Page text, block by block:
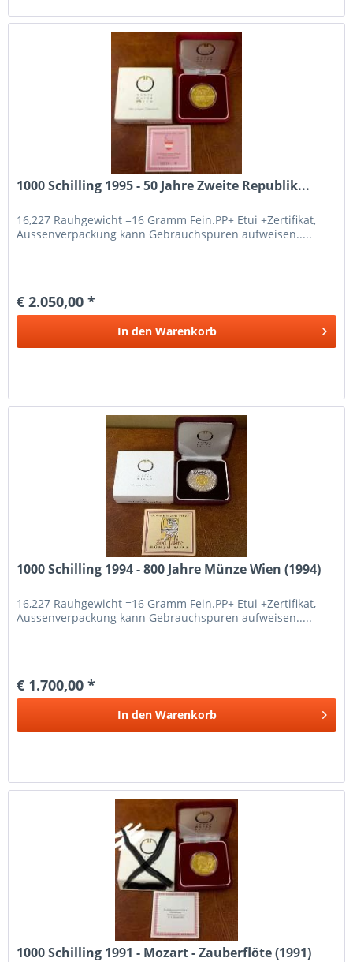
1000 Schilling 1995 - 50 Jahre Zweite Republik...
16,227 Rauhgewicht =16 Gramm Fein.PP+ Etui +Zertifikat,
Aussenverpackung kann Gebrauchspuren aufweisen.....
€ 2.050,00 *
In den Warenkorb
1000 Schilling 1994 - 800 Jahre Münze Wien (1994)
16,227 Rauhgewicht =16 Gramm Fein.PP+ Etui +Zertifikat,
Aussenverpackung kann Gebrauchspuren aufweisen.....
€ 1.700,00 *
In den Warenkorb
1000 Schilling 1991 - Mozart - Zauberflöte (1991)